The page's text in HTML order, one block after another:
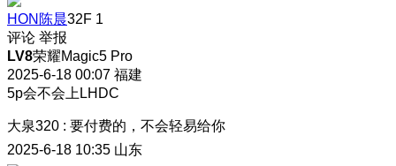
HON陈晨32F 1
评论 举报
LV8荣耀Magic5 Pro
2025-6-18 00:07 福建
5p会不会上LHDC
大泉320 : 要付费的，不会轻易给你
2025-6-18 10:35 山东